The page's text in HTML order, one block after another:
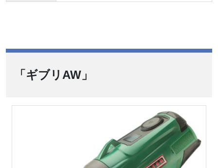
「ギブリAW」